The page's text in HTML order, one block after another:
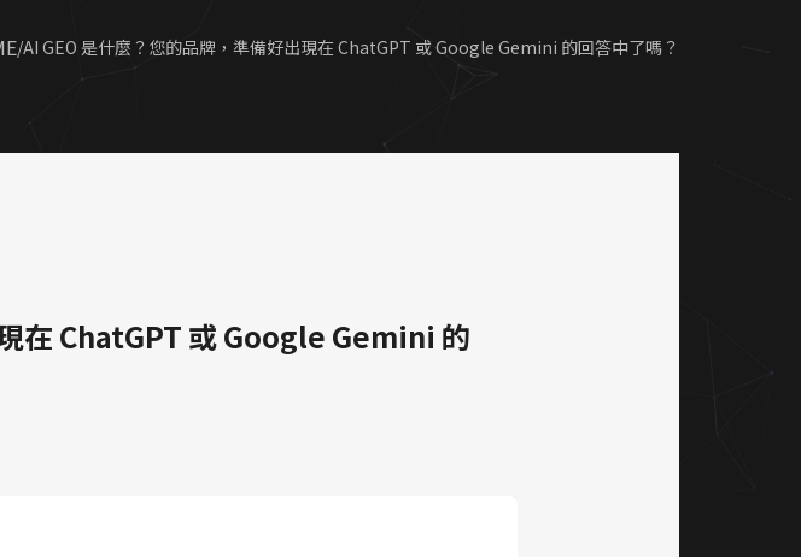
或 Google Gemini 的回答中了嗎？-蘋果網
網路曝光
AI GEO 是什麼？您的品牌，準備好出現在 ChatGPT 或 Google Gemini 的回答中了嗎？
在 ChatGPT 或 Google Gemini 的